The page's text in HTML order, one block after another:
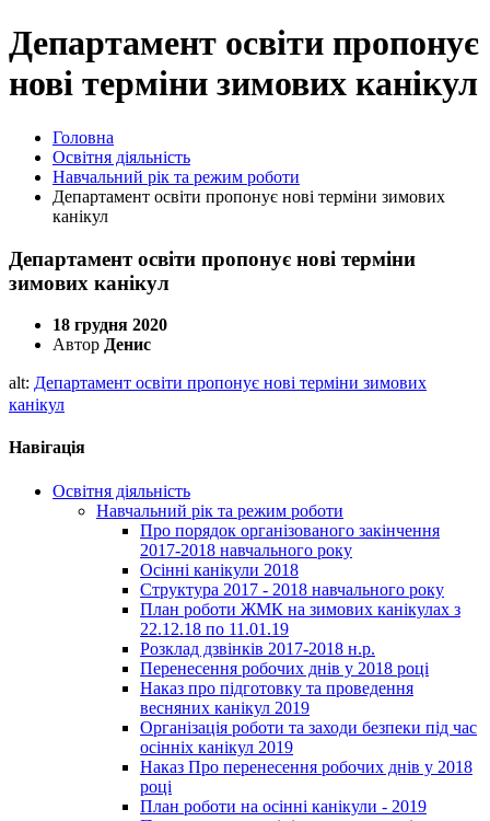
Департамент освіти пропонує
нові терміни зимових канікул
Головна
Освітня діяльність
Навчальний рік та режим роботи
Департамент освіти пропонує нові терміни зимових
канікул
Департамент освіти пропонує нові терміни
зимових канікул
18 грудня 2020
Автор Денис
alt: Департамент освіти пропонує нові терміни зимових
канікул
Навігація
Освітня діяльність
Навчальний рік та режим роботи
Про порядок організованого закінчення
2017-2018 навчального року
Осінні канікули 2018
Структура 2017 - 2018 навчального року
План роботи ЖМК на зимових канікулах з
22.12.18 по 11.01.19
Розклад дзвінків 2017-2018 н.р.
Перенесення робочих днів у 2018 році
Наказ про підготовку та проведення
весняних канікул 2019
Організація роботи та заходи безпеки під час
осінніх канікул 2019
Наказ Про перенесення робочих днів у 2018
році
План роботи на осінні канікули - 2019